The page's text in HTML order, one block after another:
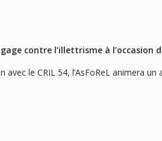
contre l’illettrisme à
avec le CRIL 54, l’AsFoReL animera